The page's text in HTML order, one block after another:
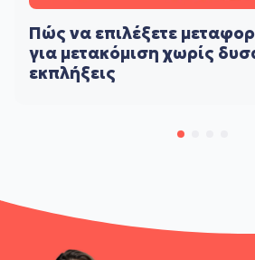
Πώς να επιλέξετε
για μετακόμιση χωρίς
εκπλήξεις